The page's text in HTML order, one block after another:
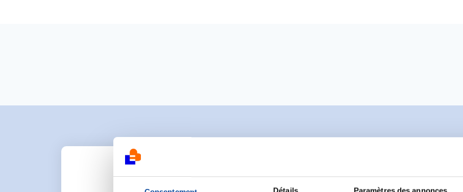
Ecrire un commentaire